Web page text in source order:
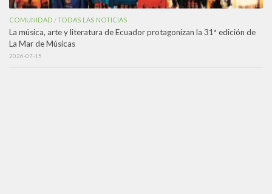
COMUNIDAD /TODAS LAS NOTICIAS
La música, arte y literatura de Ecuador protagonizan la 31ª edición de
La Mar de Músicas
2026-07-15